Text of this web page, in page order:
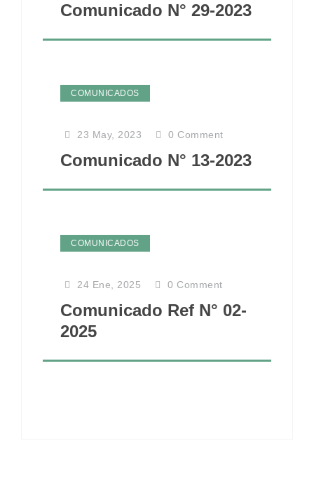
Comunicado N° 29-2023
COMUNICADOS
23 May, 2023 0 Comment
Comunicado N° 13-2023
COMUNICADOS
24 Ene, 2025 0 Comment
Comunicado Ref N° 02-
2025